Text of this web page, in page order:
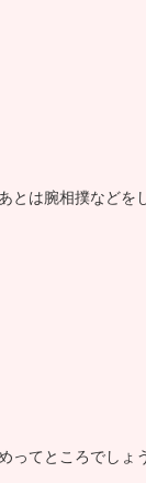
とは腕相撲などを
ってところでしょ